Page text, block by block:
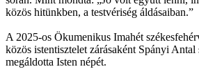
közös hitünkben, a testvériség áldásaiban.”
A 2025-os Ökumenikus Imahét
közös istentisztelet zárásaként Spányi
megáldotta Isten népét.